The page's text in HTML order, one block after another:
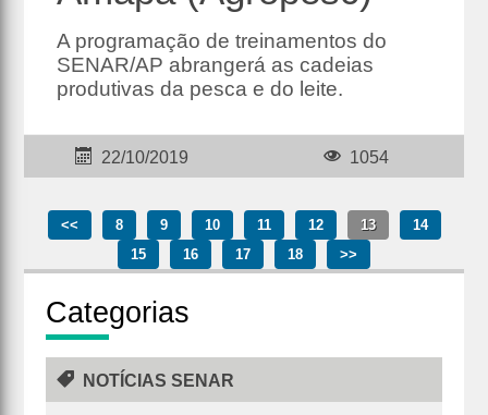
A programação de treinamentos do
SENAR/AP abrangerá as cadeias
produtivas da pesca e do leite.
22/10/2019 1054
<< 8 9 10 11 12 13
14
15
16 17 18 >>
Categorias
NOTÍCIAS SENAR